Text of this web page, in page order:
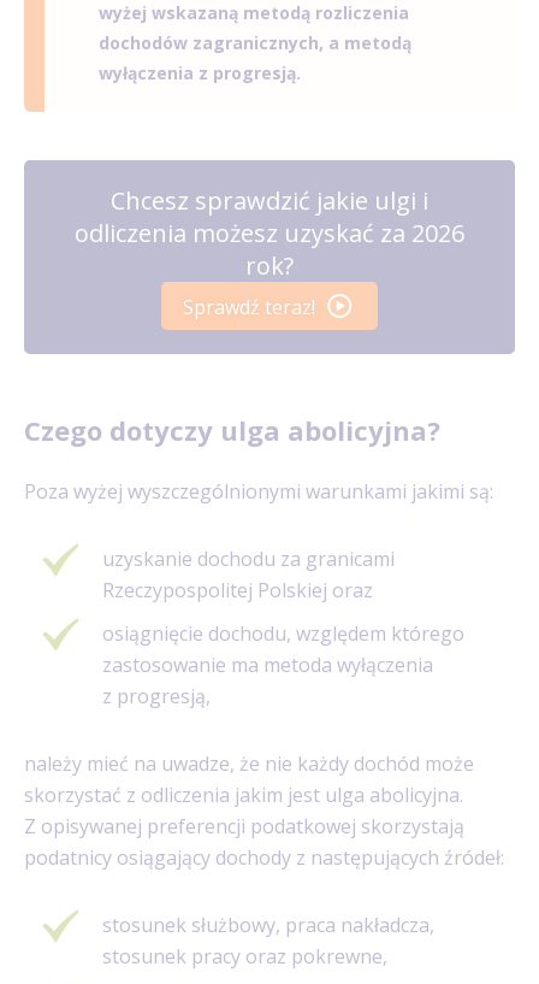
wyżej wskazaną metodą rozliczenia
dochodów zagranicznych, a metodą
wyłączenia z progresją.
Chcesz sprawdzić jakie ulgi i
odliczenia możesz uzyskać za 2026
rok?
Sprawdź teraz!
Czego dotyczy ulga abolicyjna?
Poza wyżej wyszczególnionymi warunkami jakimi są:
uzyskanie dochodu za granicami
Rzeczypospolitej Polskiej oraz
osiągnięcie dochodu, względem którego
zastosowanie ma metoda wyłączenia
z progresją,
należy mieć na uwadze, że nie każdy dochód może
skorzystać z odliczenia jakim jest ulga abolicyjna.
Z opisywanej preferencji podatkowej skorzystają
podatnicy osiągający dochody z następujących źródeł:
stosunek służbowy, praca nakładcza,
stosunek pracy oraz pokrewne,